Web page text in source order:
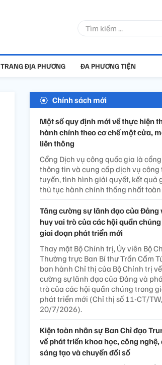
TRANG ĐỊA PHƯƠNG ĐA PHƯƠNG TIỆN
Chính sách mới
Một số quy định mới về thực hiện
hành chính theo cơ chế một cửa,
liên thông
Cổng Dịch vụ công quốc gia là
thông tin và cung cấp dịch vụ công
tuyến, tình hình giải quyết, kết quả
thủ tục hành chính thống nhất toàn
Tăng cường sự lãnh đạo của Đảng
huy vai trò của các hội quần
giai đoạn phát triển mới
Thay mặt Bộ Chính trị, Ủy viên Bộ
Thường trực Ban Bí thư Trần Cẩm
ban hành Chỉ thị của Bộ Chính trị
cường sự lãnh đạo của Đảng và
trò của các hội quần chúng trong
phát triển mới (Chỉ thị số 11-CT/
20/7/2026).
Kiện toàn nhân sự Ban Chỉ đạo
về phát triển khoa học, công nghệ,
sáng tạo và chuyển đổi số